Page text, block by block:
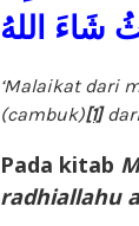
شَاءَ اللهُ
‘Malaikat dari
(cambuk)[1]
Pada kitab
radhiallahu